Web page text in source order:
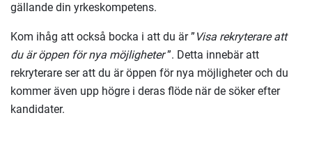
gällande din yrkeskompetens.
Kom ihåg att också bocka i att du är ” Visa rekryterare att
du är öppen för nya möjligheter”. Detta innebär att
rekryterare ser att du är öppen för nya möjligheter och du
kommer även upp högre i deras flöde när de söker efter
kandidater.